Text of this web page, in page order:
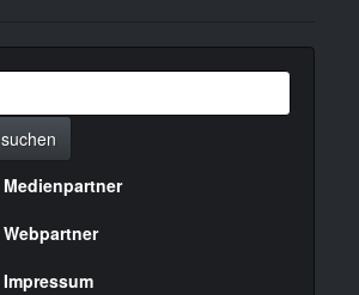
suchen
Menülinks
rechte
Seite
Medienpartner
Webpartner
Impressum